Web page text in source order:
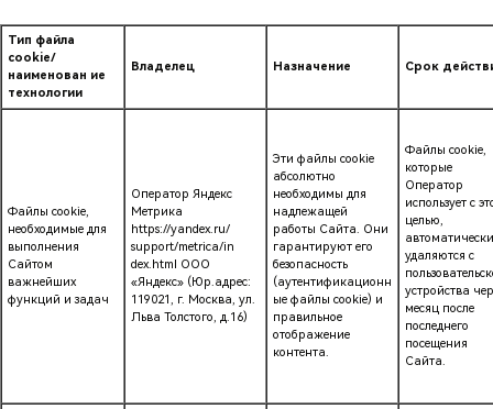
Тип файла
cookie/
наименован ие
технологии
Владелец Назначение Срок
Файлы cookie,
необходимые для
выполнения
Сайтом
важнейших
функций и задач
Оператор Яндекс
Метрика
https://yandex.ru/
support/metrica/in
dex.html ООО
«Яндекс» (Юр.адрес:
119021, г. Москва, ул.
Льва Толстого, д.16)
Эти файлы cookie
абсолютно
необходимы для
надлежащей
работы Сайта. Они
гарантируют его
безопасность
(аутентификационн
ые файлы cookie) и
правильное
отображение
контента.
Файлы cookie,
которые
Оператор
использует с
целью,
автоматически
удаляются с
устройства
месяц после
последнего
посещения
Сайта.